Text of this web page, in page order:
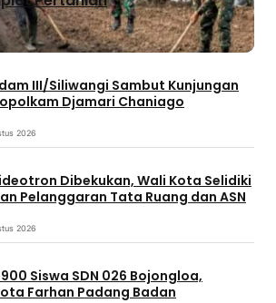
III/Siliwangi Sambut Kunjungan
Djamari Chaniago
2026
Dibekukan, Wali Kota Selidiki
Pelanggaran Tata Ruang dan ASN
2026
Siswa SDN 026 Bojongloa,
Farhan Padang Badan